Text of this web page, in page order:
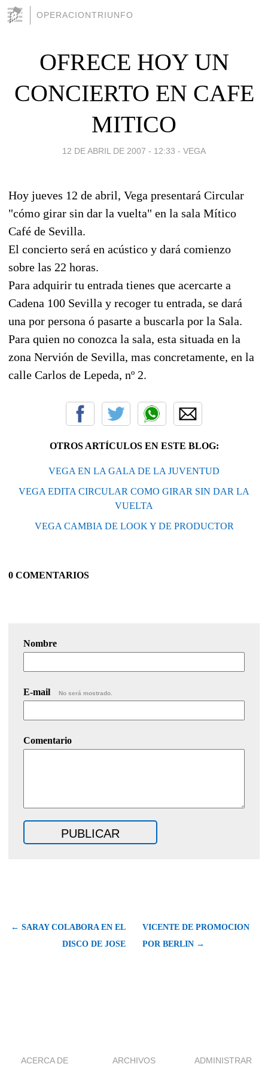
OPERACIONTRIUNFO
OFRECE HOY UN
CONCIERTO EN CAFE
MITICO
12 DE ABRIL DE 2007 - 12:33 - VEGA
Hoy jueves 12 de abril, Vega presentará Circular
"cómo girar sin dar la vuelta" en la sala Mítico
Café de Sevilla.
El concierto será en acústico y dará comienzo
sobre las 22 horas.
Para adquirir tu entrada tienes que acercarte a
Cadena 100 Sevilla y recoger tu entrada, se dará
una por persona ó pasarte a buscarla por la Sala.
Para quien no conozca la sala, esta situada en la
zona Nervión de Sevilla, mas concretamente, en la
calle Carlos de Lepeda, nº 2.
OTROS ARTÍCULOS EN ESTE BLOG:
VEGA EN LA GALA DE LA JUVENTUD
VEGA EDITA CIRCULAR COMO GIRAR SIN DAR LA
VUELTA
VEGA CAMBIA DE LOOK Y DE PRODUCTOR
0 COMENTARIOS
Nombre
E-mail No será mostrado.
Comentario
← SARAY COLABORA EN EL
DISCO DE JOSE
VICENTE DE PROMOCION
POR BERLIN →
ACERCA DE ARCHIVOS ADMINISTRAR